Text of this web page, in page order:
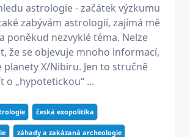
astrologie - začátek výzkumu
zabývám astrologií, zajímá mě
poněkud nezvyklé téma. Nelze
že se objevuje mnoho informací,
planety X/Nibiru. Jen to stručně
o „hypotetickou“ ...
česká exopolitika
záhady a zakázaná archeologie